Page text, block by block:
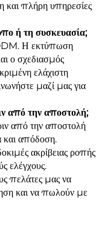
και πλήρη υπηρεσίες
ή τη συσκευασία;
Η εκτύπωση
ο σχεδιασμός
ελάχιστη
μαζί μας για
από την αποστολή;
από την αποστολή
και απόδοση.
ακρίβειας ροπής
ελέγχους.
πελάτες μας να
και να πωλούν με